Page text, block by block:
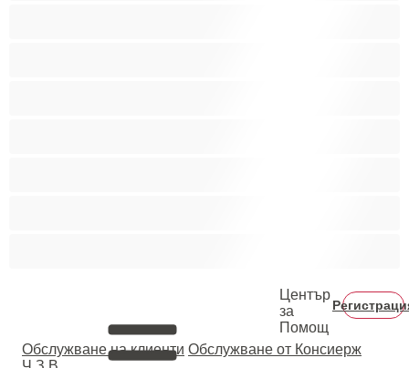
Център
за
Помощ
Oбслужване на клиенти Обслужване от Консиерж